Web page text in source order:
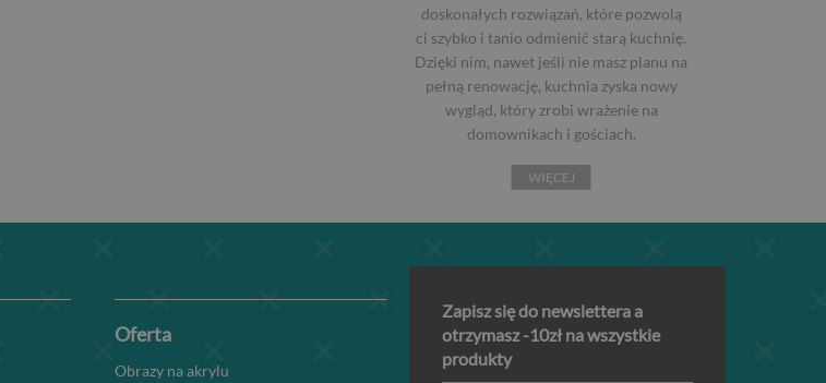
doskonałych rozwiązań, które pozwolą
ci szybko i tanio odmienić starą kuchnię.
Dzięki nim, nawet jeśli nie masz planu na
pełną renowację, kuchnia zyska nowy
wygląd, który zrobi wrażenie na
domownikach i gościach.
WIĘCEJ
Oferta
Obrazy na akrylu
Zapisz się do newslettera a
otrzymasz -10zł na wszystkie
produkty